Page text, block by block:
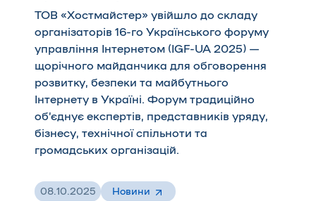
ТОВ «Хостмайстер» увійшло до складу
організаторів 16-го Українського форуму
управління Інтернетом (IGF-UA 2025) —
щорічного майданчика для обговорення
розвитку, безпеки та майбутнього
Інтернету в Україні. Форум традиційно
об’єднує експертів, представників уряду,
бізнесу, технічної спільноти та
громадських організацій.
08.10.2025 Новини